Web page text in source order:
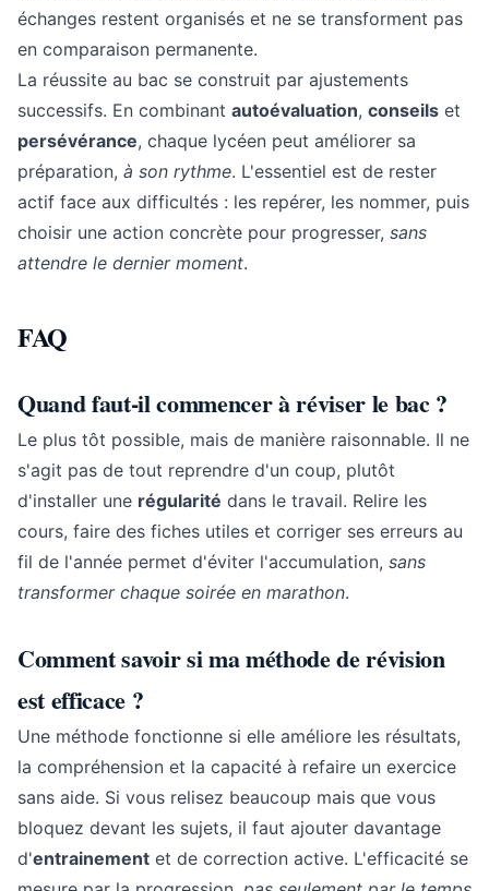
échanges restent organisés et ne se transforment pas
en comparaison permanente.
La réussite au bac se construit par ajustements
successifs. En combinant autoévaluation, conseils et
persévérance, chaque lycéen peut améliorer sa
préparation, à son rythme. L'essentiel est de rester
actif face aux difficultés : les repérer, les nommer, puis
choisir une action concrète pour progresser, sans
attendre le dernier moment.
FAQ
Quand faut-il commencer à réviser le bac ?
Le plus tôt possible, mais de manière raisonnable. Il ne
s'agit pas de tout reprendre d'un coup, plutôt
d'installer une régularité dans le travail. Relire les
cours, faire des fiches utiles et corriger ses erreurs au
fil de l'année permet d'éviter l'accumulation, sans
transformer chaque soirée en marathon.
Comment savoir si ma méthode de révision
est efficace ?
Une méthode fonctionne si elle améliore les résultats,
la compréhension et la capacité à refaire un exercice
sans aide. Si vous relisez beaucoup mais que vous
bloquez devant les sujets, il faut ajouter davantage
d'entrainement et de correction active. L'efficacité se